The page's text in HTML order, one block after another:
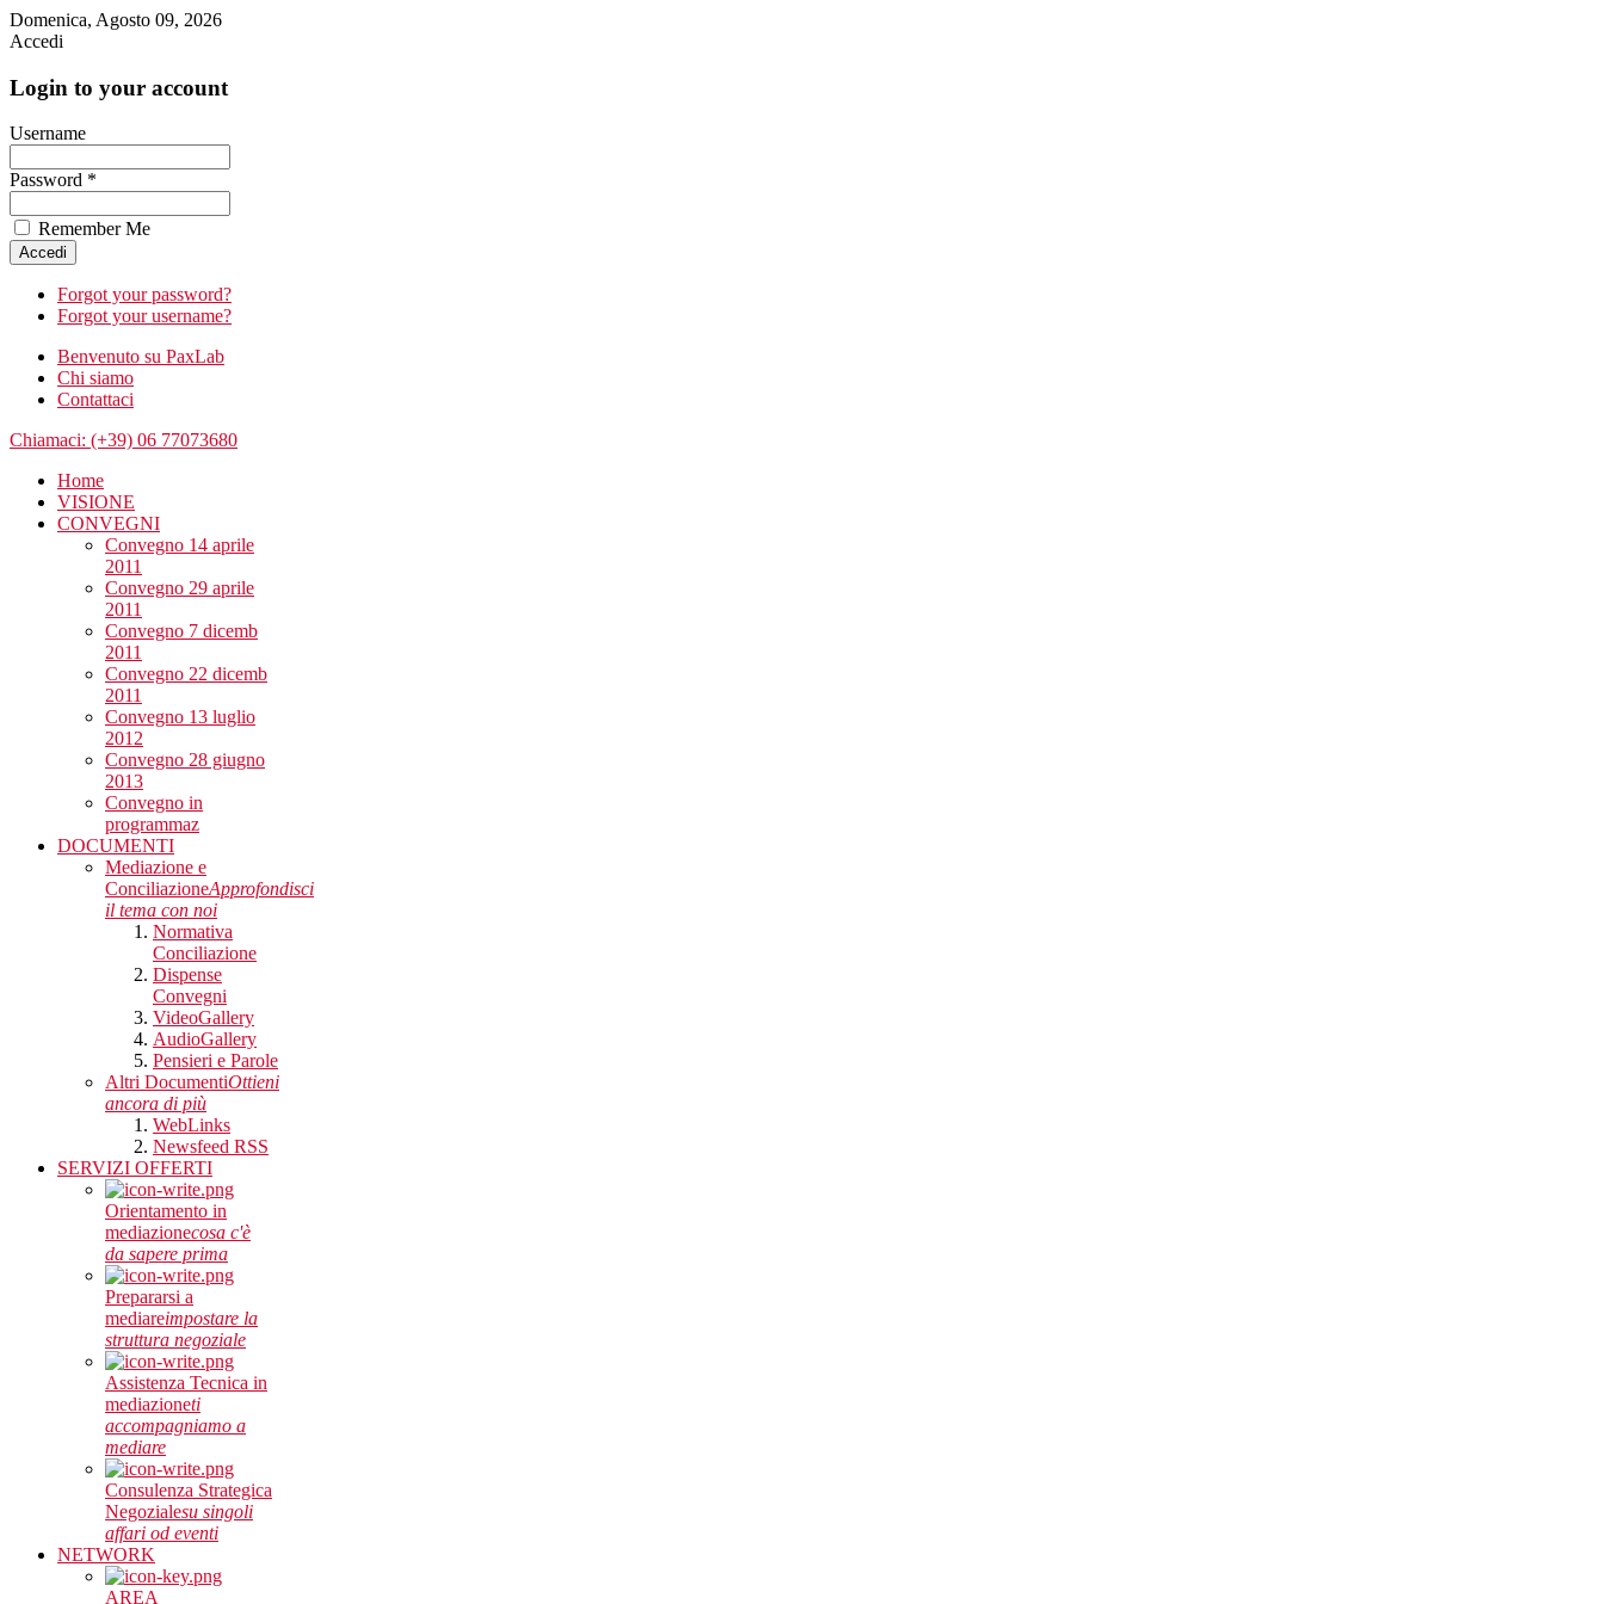
Domenica, Agosto 09, 2026
Accedi
Login to your account
Username
Password *
Remember Me
Forgot your password?
Forgot your username?
Benvenuto su PaxLab
Chi siamo
Contattaci
Chiamaci: (+39) 06 77073680
Home
VISIONE
CONVEGNI
Convegno 14 aprile
2011
Convegno 29 aprile
2011
Convegno 7 dicemb
2011
Convegno 22 dicemb
2011
Convegno 13 luglio
2012
Convegno 28 giugno
2013
Convegno in
programmaz
DOCUMENTI
Mediazione e
ConciliazioneApprofondisci
il tema con noi
Normativa
Conciliazione
Dispense
Convegni
VideoGallery
AudioGallery
Pensieri e Parole
Altri DocumentiOttieni
ancora di più
WebLinks
Newsfeed RSS
SERVIZI OFFERTI
Orientamento in
mediazionecosa c'è
da sapere prima
Prepararsi a
mediareimpostare la
struttura negoziale
Assistenza Tecnica in
mediazioneti
accompagniamo a
mediare
Consulenza Strategica
Negozialesu singoli
affari od eventi
NETWORK
AREA